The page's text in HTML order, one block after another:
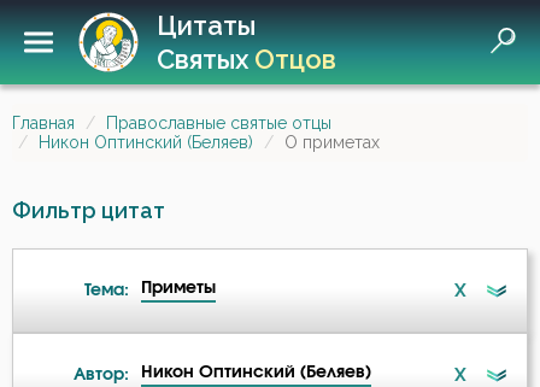
Цитаты
СвятыхОтцов
Главная
Православные святые отцы
Никон Оптинский (Беляев)
О приметах
Фильтр цитат
Тема: Приметы X
Автор: Никон Оптинский (Беляев) X